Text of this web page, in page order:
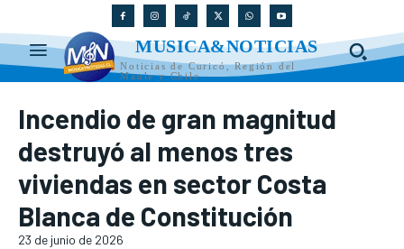
MUSICA&NOTICIAS
Noticias de Curicó, Región del
Maule y Chile
Incendio de gran magnitud
destruyó al menos tres
viviendas en sector Costa
Blanca de Constitución
23 de junio de 2026